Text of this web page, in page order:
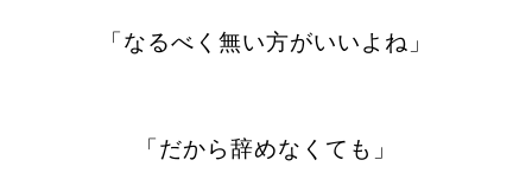
「なるべく無い方がいいよね」
「だから辞めなくても」